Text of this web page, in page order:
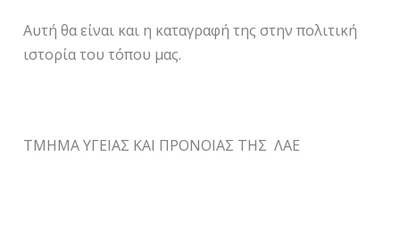
Αυτή θα είναι και η καταγραφή της στην πολιτική
ιστορία του τόπου μας.
ΤΜΗΜΑ ΥΓΕΙΑΣ ΚΑΙ ΠΡΟΝΟΙΑΣ ΤΗΣ ΛΑΕ